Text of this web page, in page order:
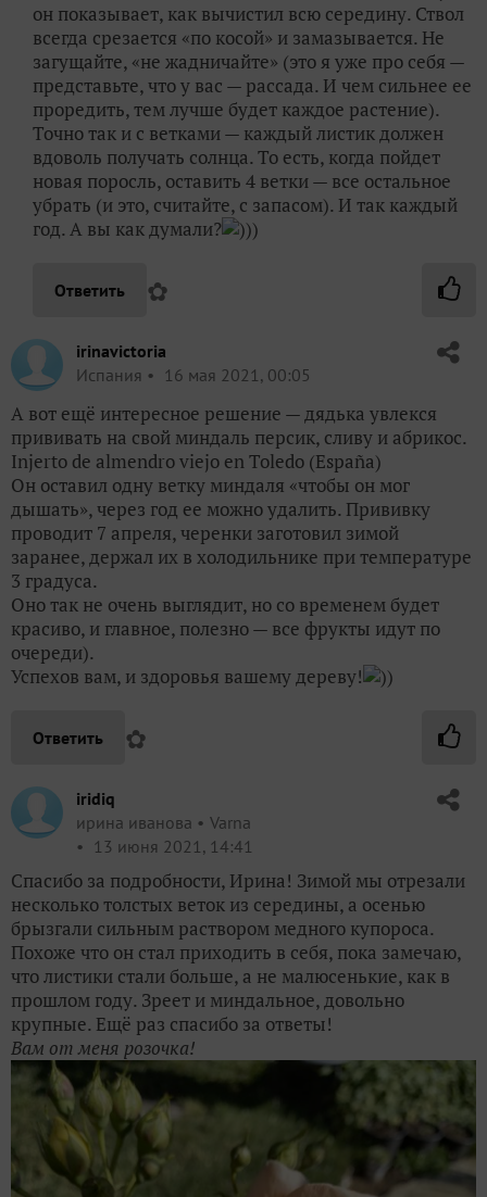
он показывает, как вычистил всю середину. Ствол
всегда срезается «по косой» и замазывается. Не
загущайте, «не жадничайте» (это я уже про себя —
представьте, что у вас — рассада. И чем сильнее ее
проредить, тем лучше будет каждое растение).
Точно так и с ветками — каждый листик должен
вдоволь получать солнца. То есть, когда пойдет
новая поросль, оставить 4 ветки — все остальное
убрать (и это, считайте, с запасом). И так каждый
год. А вы как думали?
)))
Ответить ✿
irinavictoria
Испания
16 мая 2021, 00:05
А вот ещё интересное решение — дядька увлекся
прививать на свой миндаль персик, сливу и абрикос.
Injerto de almendro viejo en Toledo (España)
Он оставил одну ветку миндаля «чтобы он мог
дышать», через год ее можно удалить. Прививку
проводит 7 апреля, черенки заготовил зимой
заранее, держал их в холодильнике при температуре
3 градуса.
Оно так не очень выглядит, но со временем будет
красиво, и главное, полезно — все фрукты идут по
очереди).
Успехов вам, и здоровья вашему дереву!
))
Ответить ✿
iridiq
ирина иванова
Varna
13 июня 2021, 14:41
Спасибо за подробности, Ирина! Зимой мы отрезали
несколько толстых веток из середины, а осенью
брызгали сильным раствором медного купороса.
Похоже что он стал приходить в себя, пока замечаю,
что листики стали больше, а не малюсенькие, как в
прошлом году. Зреет и миндальное, довольно
крупные. Ещё раз спасибо за ответы!
Вам от меня розочка!